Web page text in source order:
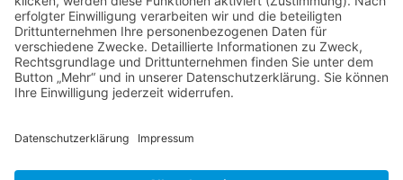
Carl-Benz-Str. 1
D-74889 Sinsheim